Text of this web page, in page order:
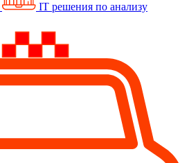
IT решения по анализу